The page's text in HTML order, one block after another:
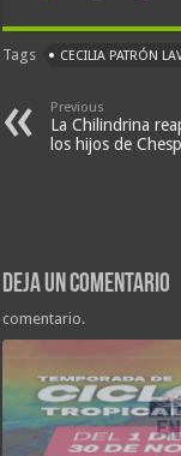
Tags CECILIA PATRÓN
Previous
La Chilindrina
los hijos de
Deja un comentario
comentario.